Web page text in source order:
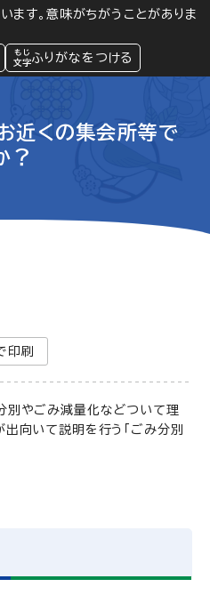
ます。意味がちがうことがありま
ふりがなをつける
閲覧支援
緊急情報
近くの集会所等で
？
印刷
別やごみ減量化などついて理
向いて説明を行う「ごみ分別